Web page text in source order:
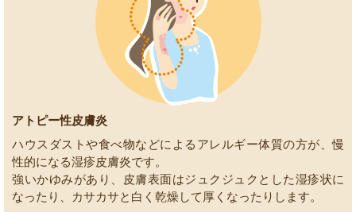
アトピー性皮膚炎
ハウスダストや食べ物などによるアレルギー体質の方が、慢
性的になる湿疹皮膚炎です。
強いかゆみがあり、皮膚表面はジュクジュクとした湿疹状に
なったり、カサカサと白く乾燥して厚くなったりします。